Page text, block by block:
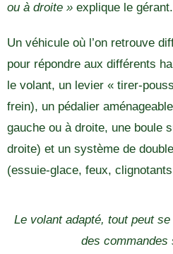
ou à droite » explique le gérant.
Un véhicule où l’on retrouve
pour répondre aux différents
le volant, un levier « tirer-
frein), un pédalier
gauche ou à droite, une boule
droite) et un système de
(essuie-glace, feux,
Le volant adapté, tout peut
des commandes